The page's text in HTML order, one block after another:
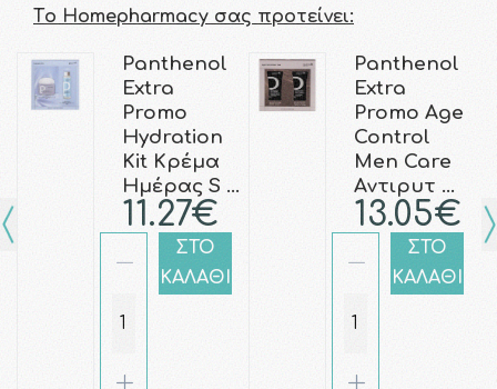
Τo Homepharmacy σας προτείνει:
Panthenol
Extra
Promo
Hydration
Kit Κρέμα
Ημέρας S …
11.27€
ΣΤΟ
ΚΑΛΑΘΙ
Panthenol
Extra
Promo Age
Control
Men Care
Aντιρυτ …
13.05€
ΣΤΟ
ΚΑΛΑΘΙ